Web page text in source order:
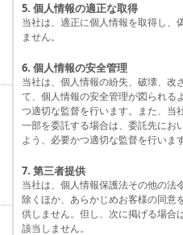
5. 個人情報の適正な取得
当社は、適正に個人情報を取得し、
ません。
6. 個人情報の安全管理
当社は、個人情報の紛失、破壊、改
て、個人情報の安全管理が図られる
つ適切な監督を行います。また、当
一部を委託する場合は、委託先にお
よう、必要かつ適切な監督を行います
7. 第三者提供
当社は、個人情報保護法その他の法
除くほか、あらかじめお客様の同意
供しません。但し、次に掲げる場合
該当しません。